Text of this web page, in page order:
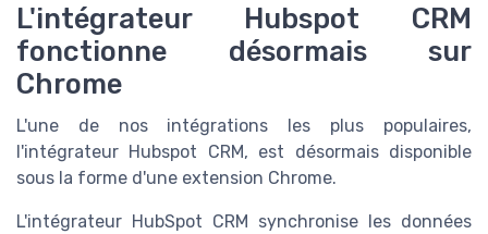
L'intégrateur Hubspot CRM
fonctionne désormais sur
Chrome
L'une de nos intégrations les plus populaires,
l'intégrateur Hubspot CRM, est désormais disponible
sous la forme d'une extension Chrome.
L'intégrateur HubSpot CRM synchronise les données